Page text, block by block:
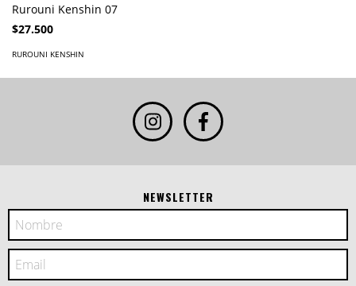
Rurouni Kenshin 07
$27.500
RUROUNI KENSHIN
NEWSLETTER